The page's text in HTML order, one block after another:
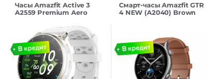
Часы Amazfit Active 3
A2559 Premium Aero
Смарт-часы Amazfit GTR
4 NEW (A2040) Brown